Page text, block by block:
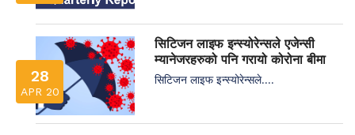
28
APR 20
सिटिजन लाइफ इन्स्योरेन्सले एजेन्सी
म्यानेजरहरुको पनि गरायो कोरोना बीमा
सिटिजन लाइफ इन्स्योरेन्सले....